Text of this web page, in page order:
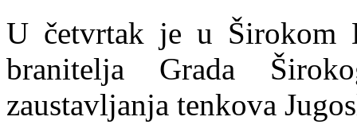
U četvrtak je u Širokom
branitelja Grada
zaustavljanja tenkova